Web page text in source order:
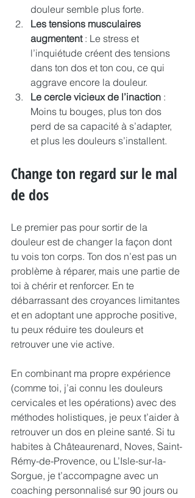
douleur semble plus forte.
Les tensions musculaires
augmentent : Le stress et
l’inquiétude créent des tensions
dans ton dos et ton cou, ce qui
aggrave encore la douleur.
Le cercle vicieux de l’inaction :
Moins tu bouges, plus ton dos
perd de sa capacité à s’adapter,
et plus les douleurs s’installent.
Change ton regard sur le mal
de dos
Le premier pas pour sortir de la
douleur est de changer la façon dont
tu vois ton corps. Ton dos n’est pas un
problème à réparer, mais une partie de
toi à chérir et renforcer. En te
débarrassant des croyances limitantes
et en adoptant une approche positive,
tu peux réduire tes douleurs et
retrouver une vie active.
En combinant ma propre expérience
(comme toi, j’ai connu les douleurs
cervicales et les opérations) avec des
méthodes holistiques, je peux t’aider à
retrouver un dos en pleine santé. Si tu
habites à Châteaurenard, Noves, Saint-
Rémy-de-Provence, ou L’Isle-sur-la-
Sorgue, je t’accompagne avec un
coaching personnalisé sur 90 jours ou